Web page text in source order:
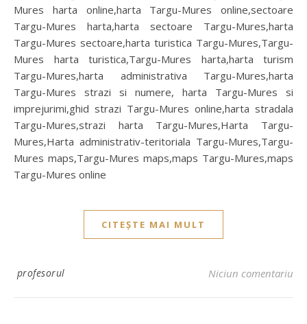
Mures harta online,harta Targu-Mures online,sectoare
Targu-Mures harta,harta sectoare Targu-Mures,harta
Targu-Mures sectoare,harta turistica Targu-Mures,Targu-
Mures harta turistica,Targu-Mures harta,harta turism
Targu-Mures,harta administrativa Targu-Mures,harta
Targu-Mures strazi si numere, harta Targu-Mures si
imprejurimi,ghid strazi Targu-Mures online,harta stradala
Targu-Mures,strazi harta Targu-Mures,Harta Targu-
Mures,Harta administrativ-teritoriala Targu-Mures,Targu-
Mures maps,Targu-Mures maps,maps Targu-Mures,maps
Targu-Mures online
CITEȘTE MAI MULT
profesorul Niciun comentariu